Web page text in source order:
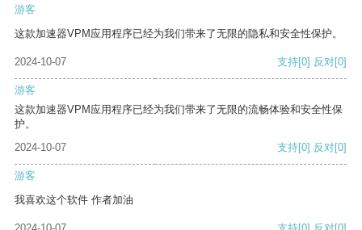
游客
这款加速器VPM应用程序已经为我们带来了无限的隐私和安全性保护。
2024-10-07 支持[0] 反对[0]
游客
这款加速器VPM应用程序已经为我们带来了无限的流畅体验和安全性保
护。
2024-10-07
支持[0] 反对[0]
游客
我喜欢这个软件 作者加油